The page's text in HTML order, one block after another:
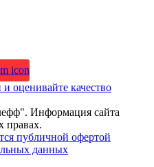
Информация сайта
правах.
публичной офертой
данных